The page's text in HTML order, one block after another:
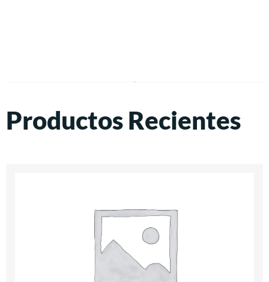
Productos Recientes